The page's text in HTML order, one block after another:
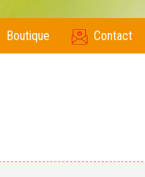
Boutique Contact